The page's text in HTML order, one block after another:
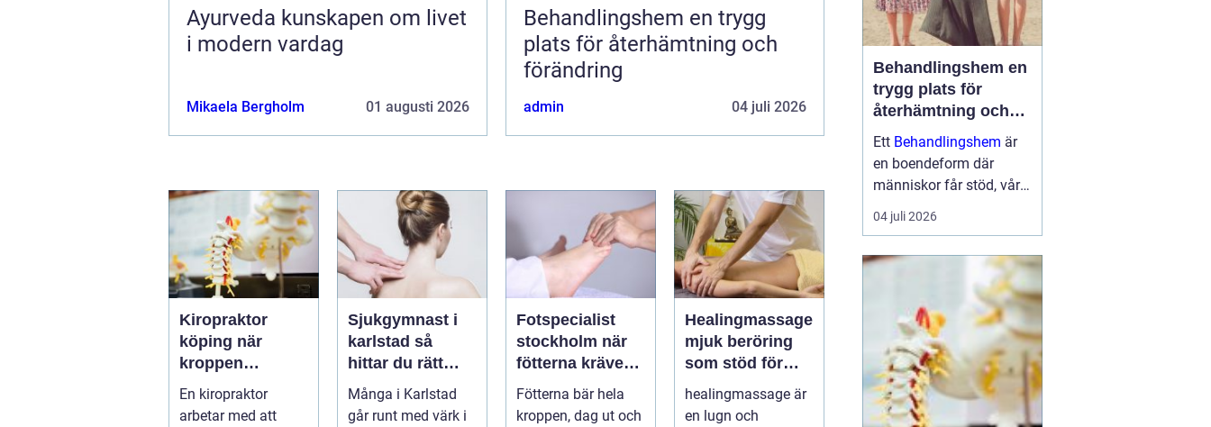
Ayurveda kunskapen om livet
i modern vardag
Mikaela Bergholm 01 augusti 2026
Behandlingshem en trygg
plats för återhämtning och
förändring
admin 04 juli 2026
Kiropraktor
köping när
kroppen
behöver hjälp
tillbaka
En kiropraktor
arbetar med att
Sjukgymnast i
karlstad så
hittar du rätt
hjälp för
kroppen
Många i Karlstad
går runt med värk i
Fotspecialist
stockholm när
fötterna kräver
mer än vanliga
sulor
Fötterna bär hela
kroppen, dag ut och
Healingmassage
mjuk beröring
som stöd för
kropp och själ
healingmassage är
en lugn och
Behandlingshem en
trygg plats för
återhämtning och
förändring
Ett Behandlingshem är
en boendeform där
människor får stöd, vård
och struktur under en
period i livet när det
öppenvården inte räcker.
Målet är att skapa
trygghet, stabilitet och
förutsättni...
04 juli 2026